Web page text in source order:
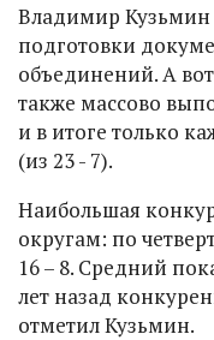
Владимир Кузьмин
подготовки
объединений. А
также массово
и в итоге только
(из 23 - 7).
Наибольшая
округам: по
16 – 8. Средний
лет назад
отметил Кузьмин.